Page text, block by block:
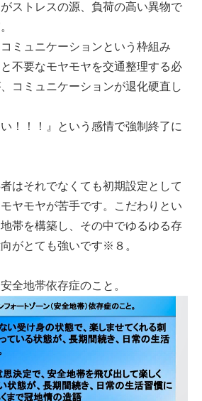
ストレスの源、負荷の高い異物で
ミュニケーションという枠組み
不要なモヤモヤを交通整理する必
コミュニケーションが退化硬直し
！！！』という感情で強制終了に
はそれでなくても初期設定として
モヤモヤが苦手です。こだわりとい
帯を構築し、その中でゆるゆる存
がとても強いです※８。
地帯依存症のこと。